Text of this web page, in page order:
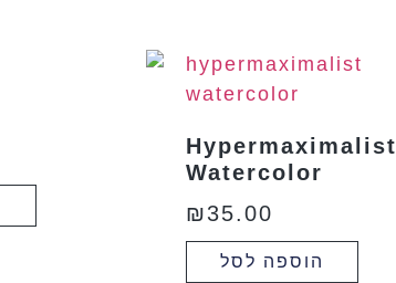
Hypermaximalist
Watercolor
₪35.00
הוספה לסל